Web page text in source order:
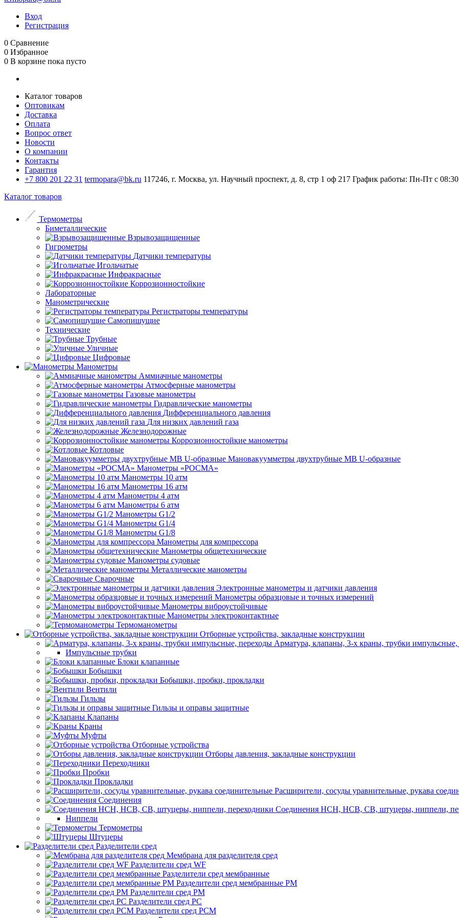
Вход
Регистрация
0 Сравнение
0 Избранное
0 В корзине пока пусто
Каталог товаров
Оптовикам
Доставка
Оплата
Вопрос ответ
Новости
О компании
Контакты
Гарантия
+7 800 201 22 31 termopara@bk.ru 117246, г. Москва, ул. Научный проспект, д. 8, стр 1 оф 217 График работы: Пн‑Пт с
Каталог товаров
Термометры
Биметаллические
Взрывозащищенные
Гигрометры
Датчики температуры
Игольчатые
Инфракрасные
Коррозионностойкие
Лабораторные
Манометрические
Регистраторы температуры
Самопишущие
Технические
Трубные
Уличные
Цифровые
Манометры
Аммиачные манометры
Атмосферные манометры
Газовые манометры
Гидравлические манометры
Дифференциального давления
Для низких давлений газа
Железнодорожные
Коррозионностойкие манометры
Котловые
Мановакуумметры двухтрубные МВ U-образные
Манометры «РОСМА»
Манометры 10 атм
Манометры 16 атм
Манометры 4 атм
Манометры 6 атм
Манометры G1/2
Манометры G1/4
Манометры G1/8
Манометры для компрессора
Манометры общетехнические
Манометры судовые
Металлические манометры
Сварочные
Электронные манометры и датчики давления
Манометры образцовые и точных измерений
Манометры виброустойчивые
Манометры электроконтактные
Термоманометры
Отборные устройства, закладные конструкции
Арматура, клапаны, 3-х краны, трубки импульсные,
Импульсные трубки
Блоки клапанные
Бобышки
Бобышки, пробки, прокладки
Вентили
Гильзы
Гильзы и оправы защитные
Клапаны
Краны
Муфты
Отборные устройства
Отборы давления, закладные конструкции
Переходники
Пробки
Прокладки
Расширители, сосуды уравнительные, рукава
Соединения
Соединения НСН, НСВ, СВ, штуцеры, ниппели,
Ниппели
Термометры
Штуцеры
Разделители сред
Мембрана для разделителя сред
Разделители сред WF
Разделители сред мембранные
Разделители сред мембранные РМ
Разделители сред РМ
Разделители сред РС
Разделители сред РСМ